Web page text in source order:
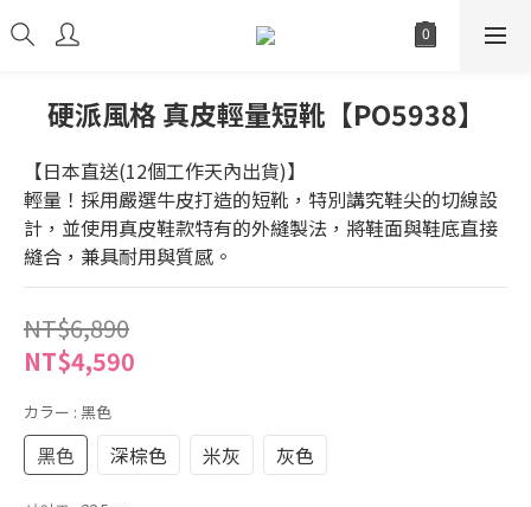
硬派風格 真皮輕量短靴【PO5938】
【日本直送(12個工作天內出貨)】
輕量！採用嚴選牛皮打造的短靴，特別講究鞋尖的切線設
計，並使用真皮鞋款特有的外縫製法，將鞋面與鞋底直接
縫合，兼具耐用與質感。
NT$6,890
NT$4,590
カラー : 黑色
黑色 深棕色 米灰 灰色